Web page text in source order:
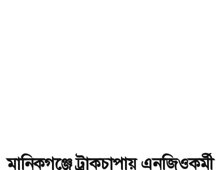
মানিকগঞ্জে ট্রাকচাপায় এনজিওকর্মী